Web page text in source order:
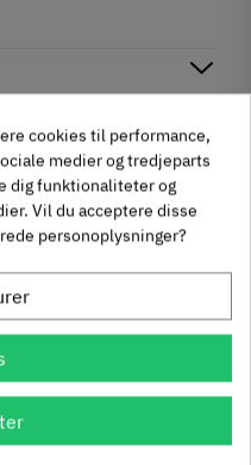
Knopgreb med to
136.05.009
14,40 kr
5,76 Inkl. moms
cookies til performance,
medier og tredjeparts
dig funktionaliteter og
Vil du acceptere disse
personoplysninger?